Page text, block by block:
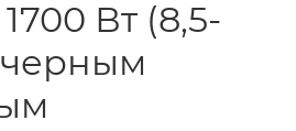
Вт (8,5-
черным